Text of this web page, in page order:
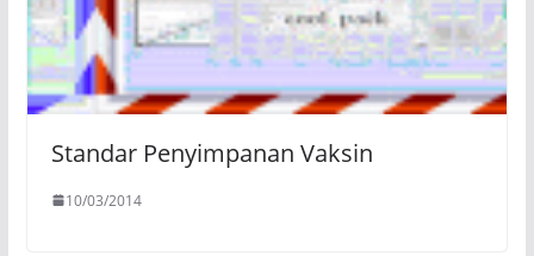
Standar Penyimpanan Vaksin
10/03/2014